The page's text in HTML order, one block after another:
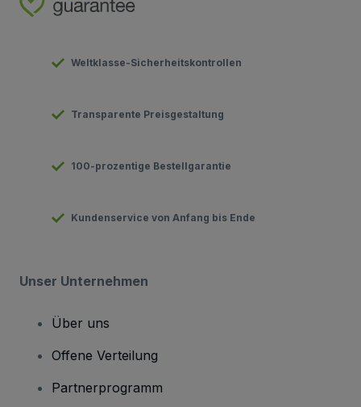
Weltklasse-Sicherheitskontrollen
Transparente Preisgestaltung
100-prozentige Bestellgarantie
Kundenservice von Anfang bis Ende
Unser Unternehmen
Über uns
Offene Verteilung
Partnerprogramm